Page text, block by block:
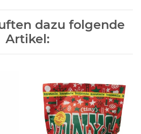
dazu folgende
Artikel: